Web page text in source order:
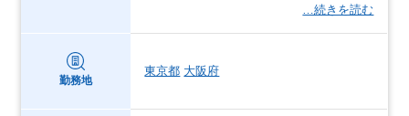
…続きを読む
勤務地
東京都 大阪府